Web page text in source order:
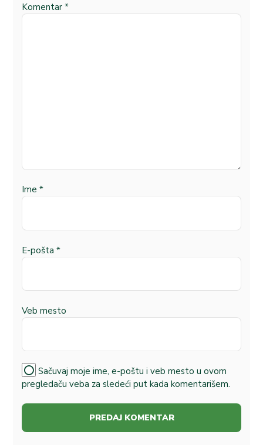
Komentar *
Ime *
E-pošta *
Veb mesto
Sačuvaj moje ime, e-poštu i veb mesto u ovom
pregledaču veba za sledeći put kada komentarišem.